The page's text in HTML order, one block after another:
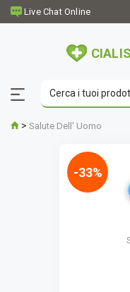
> Salute Dell' Uomo
-33%